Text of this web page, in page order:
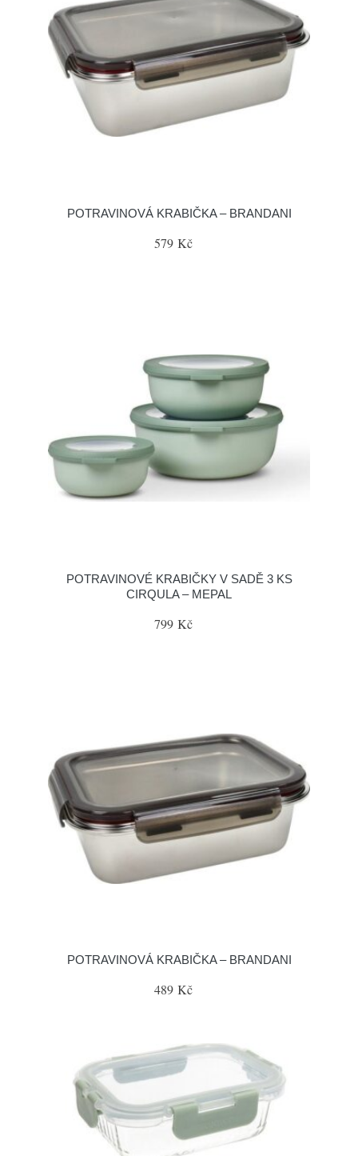
POTRAVINOVÁ KRABIČKA – BRANDANI
579 Kč
POTRAVINOVÉ KRABIČKY V SADĚ 3 KS
CIRQULA – MEPAL
799 Kč
POTRAVINOVÁ KRABIČKA – BRANDANI
489 Kč